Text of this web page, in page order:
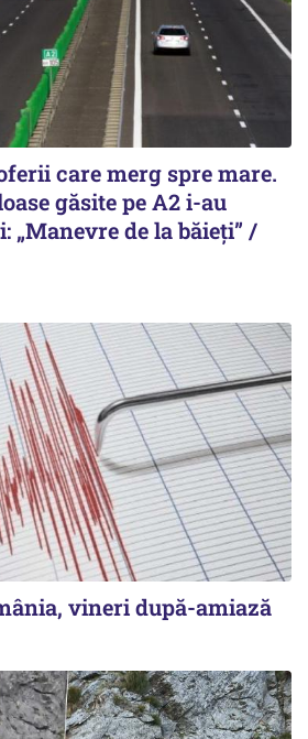
care merg spre mare.
găsite pe A2 i-au
„Manevre de la băieți” /
vineri după-amiază